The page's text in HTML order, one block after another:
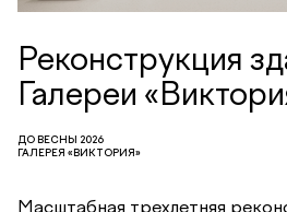
Реконструкция
Галереи
ДО ВЕСНЫ 2026
ГАЛЕРЕЯ «ВИКТОРИЯ»
Масштабная трехлетняя